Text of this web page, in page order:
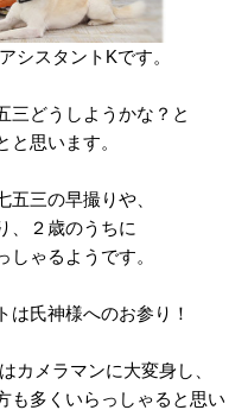
シスタント Kです。
三どうしようかな？と
思います。
三の早撮りや、
、２歳のうちに
ゃるようです。
は氏神様へのお参り！
カメラマンに大変身し、
も多くいらっしゃると思い